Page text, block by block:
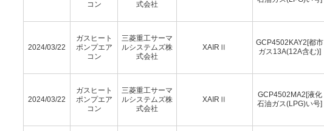
コン
式会社
2024/03/22
ガスヒート
ポンプエア
コン
三菱重工サーマ
ルシステムズ株
式会社
XAIRⅡ
GCP4502KAY2[都市
ガス13A(12A含む)]
2024/03/22
ガスヒート
ポンプエア
コン
三菱重工サーマ
ルシステムズ株
式会社
XAIRⅡ
GCP4502MA2[液化
石油ガス(LPG)い号]